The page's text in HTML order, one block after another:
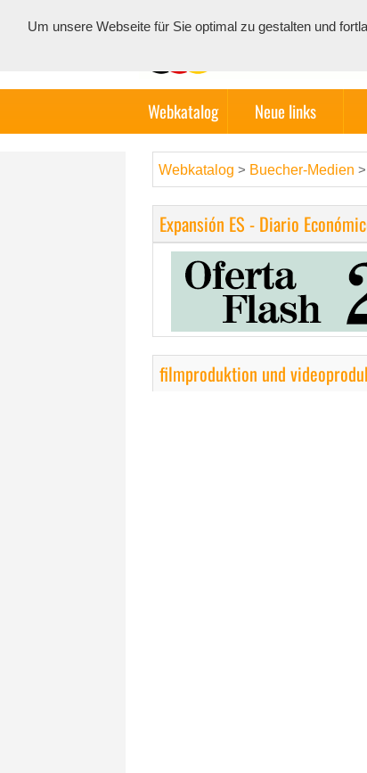
Webkatalog Neue links
Webkatalog > Buecher-Medien >
Expansión ES - Diario
filmproduktion und
Um unsere Webseite für Sie optimal zu gestalten und